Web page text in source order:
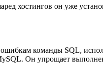
хостингов он уже
команды SQL,
Он упрощает